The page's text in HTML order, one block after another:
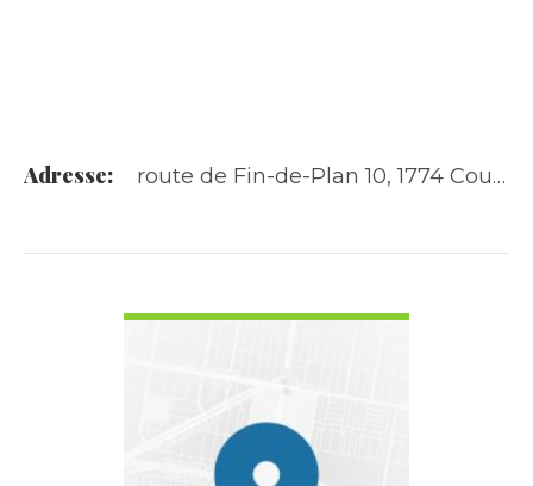
Adresse: route de Fin-de-Plan 10, 1774 Cousset